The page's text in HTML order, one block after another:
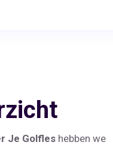
Je Golfles hebben we